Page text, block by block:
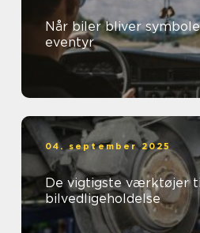
Når biler bliver
eventyr
04. september 2025
De vigtigste værktøjer
bilvedligeholdelse